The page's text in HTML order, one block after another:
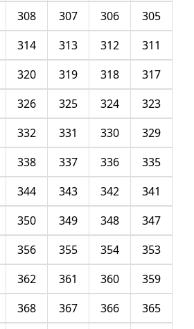
305
306
307
308
311
312
313
314
317
318
319
320
323
324
325
326
329
330
331
332
335
336
337
338
341
342
343
344
347
348
349
350
353
354
355
356
359
360
361
362
365
366
367
368